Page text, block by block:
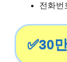
전화
✅30